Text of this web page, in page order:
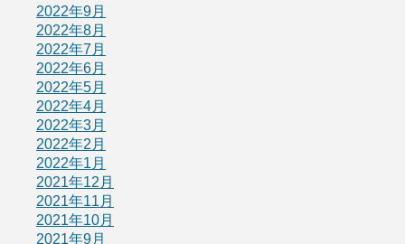
2022年9月
2022年8月
2022年7月
2022年6月
2022年5月
2022年4月
2022年3月
2022年2月
2022年1月
2021年12月
2021年11月
2021年10月
2021年9月